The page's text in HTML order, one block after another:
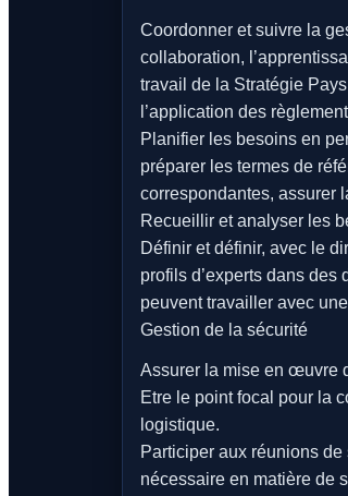
Coordonner et suivre la
collaboration,
travail de la Stratégie
l’application des
Planifier les besoins en
préparer les termes de
correspondantes, assurer
Recueillir et analyser les
Définir et définir, avec le
profils d’experts dans
peuvent travailler avec
Gestion de la sécurité
Assurer la mise en œuvre
Etre le point focal pour la
logistique.
Participer aux réunions
nécessaire en matière de